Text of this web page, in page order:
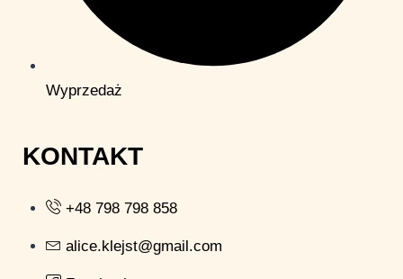
Wyprzedaż
KONTAKT
+48 798 798 858
alice.klejst@gmail.com